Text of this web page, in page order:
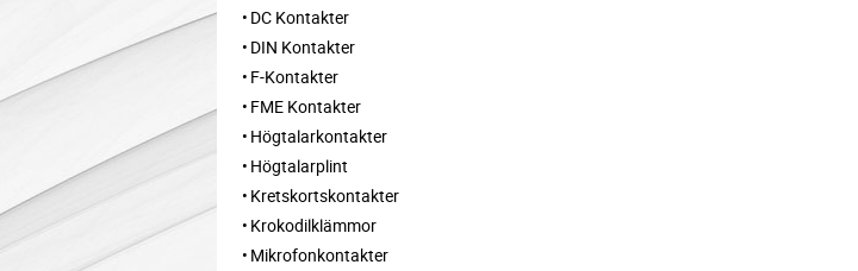
DC Kontakter
DIN Kontakter
F-Kontakter
FME Kontakter
Högtalarkontakter
Högtalarplint
Kretskortskontakter
Krokodilklämmor
Mikrofonkontakter